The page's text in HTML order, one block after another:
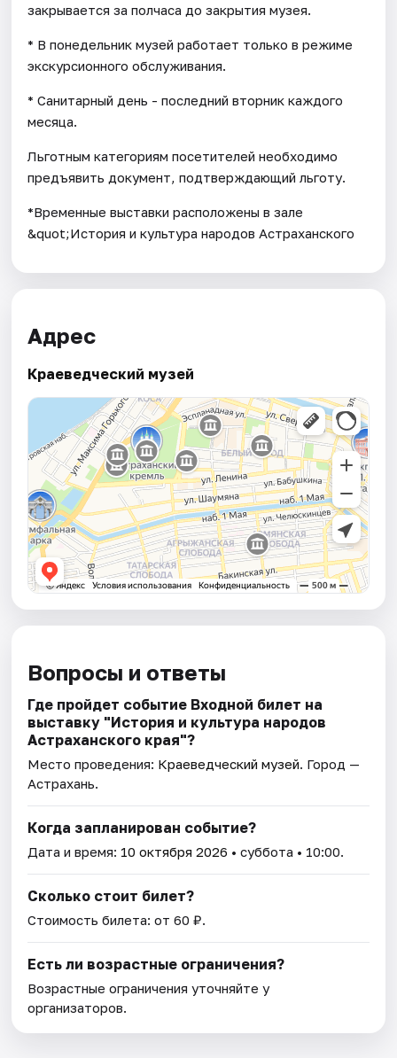
закрывается за полчаса до закрытия музея.
* В понедельник музей работает только в режиме
экскурсионного обслуживания.
* Санитарный день - последний вторник каждого
месяца.
Льготным категориям посетителей необходимо
предъявить документ, подтверждающий льготу.
*Временные выставки расположены в зале
&quot;История и культура народов Астраханского
Адрес
Краеведческий музей
Вопросы и ответы
Где пройдет событие Входной билет на
выставку "История и культура народов
Астраханского края"?
Место проведения: Краеведческий музей. Город —
Астрахань.
Когда запланирован событие?
Дата и время: 10 октября 2026 • суббота • 10:00.
Сколько стоит билет?
Стоимость билета: от 60 ₽.
Есть ли возрастные ограничения?
Возрастные ограничения уточняйте у
организаторов.